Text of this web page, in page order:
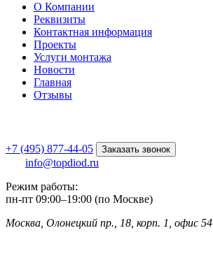
О Компании
Реквизиты
Контактная информация
Проекты
Услуги монтажа
Новости
Главная
Отзывы
+7 (495) 877-44-05 Заказать звонок
info@topdiod.ru
Режим работы:
пн-пт 09:00–19:00 (по Москве)
Москва, Олонецкий пр., 18, корп. 1, офис 54